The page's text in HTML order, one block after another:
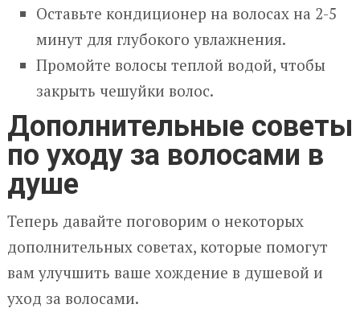
Оставьте кондиционер на волосах на 2-5
минут для глубокого увлажнения.
Промойте волосы теплой водой, чтобы
закрыть чешуйки волос.
Дополнительные советы
по уходу за волосами в
душе
Теперь давайте поговорим о некоторых
дополнительных советах, которые помогут
вам улучшить ваше хождение в душевой и
уход за волосами.